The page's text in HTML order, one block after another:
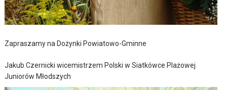
Zapraszamy na Dożynki Powiatowo-Gminne
Jakub Czernicki wicemistrzem Polski w Siatkówce Plażowej
Juniorów Młodszych